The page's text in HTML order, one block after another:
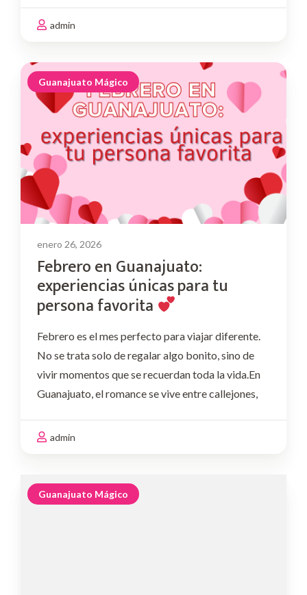
destino desde nuevas perspectivas. Por …
admin
Guanajuato Mágico
enero 26, 2026
Febrero en Guanajuato:
experiencias únicas para tu
persona favorita
Febrero es el mes perfecto para viajar diferente.
No se trata solo de regalar algo bonito, sino de
vivir momentos que se recuerdan toda la vida.En
Guanajuato, el romance se vive entre callejones,
intención. Si este mes quieres …
admin
Guanajuato Mágico